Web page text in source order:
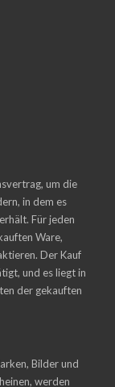
um die
in dem es
Für jeden
Ware,
Der Kauf
und es liegt in
der gekauften
Bilder und
werden